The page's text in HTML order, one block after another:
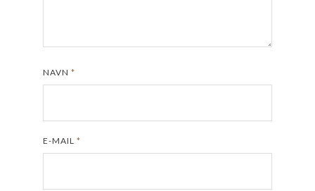
NAVN *
E-MAIL *